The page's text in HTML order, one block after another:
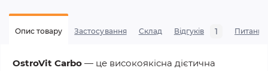
Опис товару Застосування Склад Відгуків 1 Питання
OstroVit Carbo — це високоякісна дієтична